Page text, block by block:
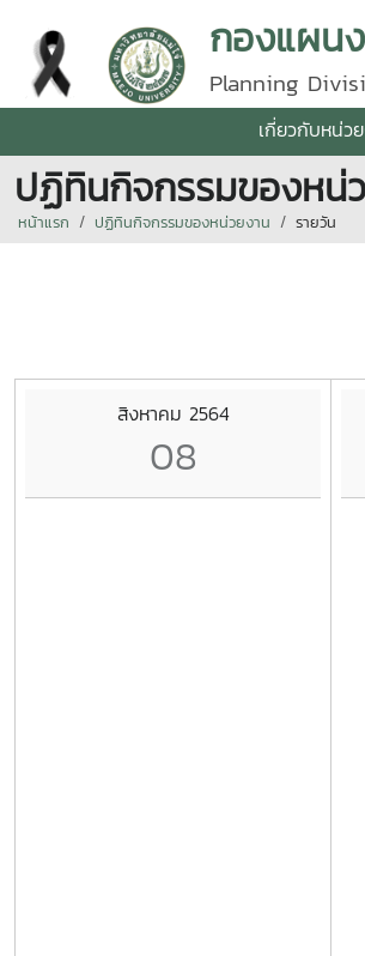
กองแผน
Planning
เกี่ยวกับหน่ว
ปฏิทินกิจกรรมของหน่
หน้าแรก ปฏิทินกิจกรรมของหน่วยงาน รายวัน
สิงหาคม 2564
08